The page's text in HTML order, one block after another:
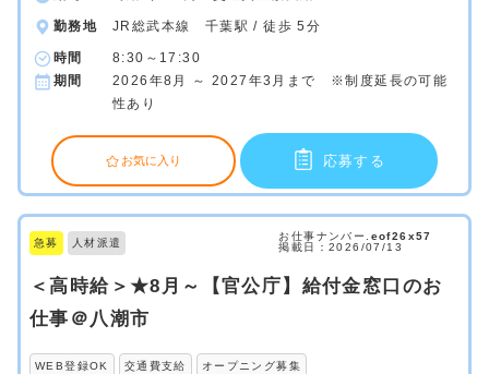
勤務地 JR総武本線 千葉駅 / 徒歩 5分
時間
8:30～17:30
期間
2026年8月 ～ 2027年3月まで ※制度延長の可能
性あり
お気に入り 応募する
急募 人材派遣
お仕事ナンバー. eof26x57
掲載日：2026/07/13
＜高時給＞★8月～【官公庁】給付金窓口のお
仕事＠八潮市
WEB登録OK 交通費支給 オープニング募集